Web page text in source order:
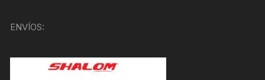
ENVÍOS: